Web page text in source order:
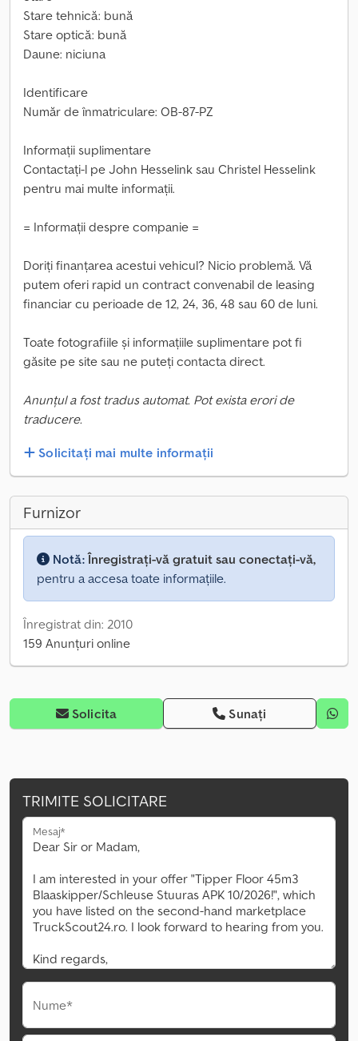
Stare tehnică: bună
Stare optică: bună
Daune: niciuna
Identificare
Număr de înmatriculare: OB-87-PZ
Informații suplimentare
Contactați-l pe John Hesselink sau Christel Hesselink
pentru mai multe informații.
= Informații despre companie =
Doriți finanțarea acestui vehicul? Nicio problemă. Vă
putem oferi rapid un contract convenabil de leasing
financiar cu perioade de 12, 24, 36, 48 sau 60 de luni.
Toate fotografiile și informațiile suplimentare pot fi
găsite pe site sau ne puteți contacta direct.
Anunțul a fost tradus automat. Pot exista erori de
traducere.
Solicitați mai multe informații
Furnizor
Notă:Înregistrați-vă gratuit sau conectați-vă,
pentru a accesa toate informațiile.
Înregistrat din: 2010
159 Anunțuri online
Solicita Sunați
TRIMITE SOLICITARE
Mesaj*
Nume*